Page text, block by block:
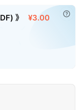
》 ¥3.00